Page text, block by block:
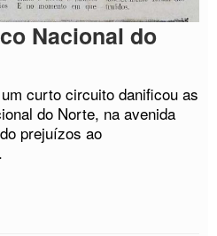
Nacional do
curto circuito danificou as
do Norte, na avenida
prejuízos ao